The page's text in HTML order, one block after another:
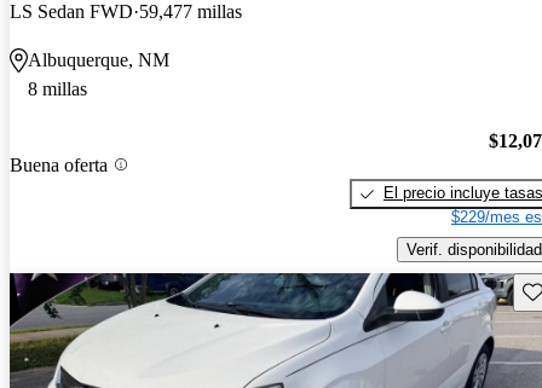
LS Sedan FWD 59,477 millas
Albuquerque, NM
8 millas
Buena oferta
El precio incluye tasas
$229/mes
Verif. disponibilidad